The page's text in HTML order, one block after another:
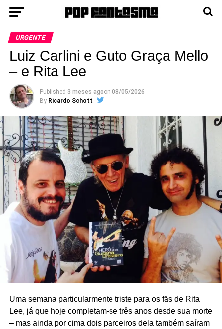
URGENTE
Luiz Carlini e Guto Graça Mello
– e Rita Lee
Published 3 meses agoon 08/05/2026
By Ricardo Schott
Uma semana particularmente triste para os fãs de Rita
Lee, já que hoje completam-se três anos desde sua morte
– mas ainda por cima dois parceiros dela também saíram